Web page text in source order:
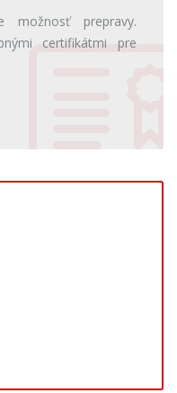
možnosť prepravy.
certifikátmi pre